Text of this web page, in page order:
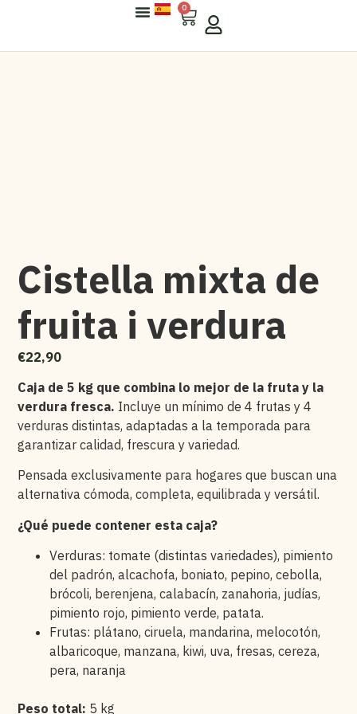
0
Cistella mixta de
fruita i verdura
€22,90
Caja de 5 kg que combina lo mejor de la fruta y la
verdura fresca. Incluye un mínimo de 4 frutas y 4
verduras distintas, adaptadas a la temporada para
garantizar calidad, frescura y variedad.
Pensada exclusivamente para hogares que buscan una
alternativa cómoda, completa, equilibrada y versátil.
¿Qué puede contener esta caja?
Verduras: tomate (distintas variedades), pimiento
del padrón, alcachofa, boniato, pepino, cebolla,
brócoli, berenjena, calabacín, zanahoria, judías,
pimiento rojo, pimiento verde, patata.
Frutas: plátano, ciruela, mandarina, melocotón,
albaricoque, manzana, kiwi, uva, fresas, cereza,
pera, naranja
Peso total: 5 kg